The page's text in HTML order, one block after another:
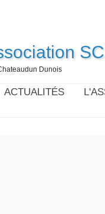
Dunois
ACTUALITÉS